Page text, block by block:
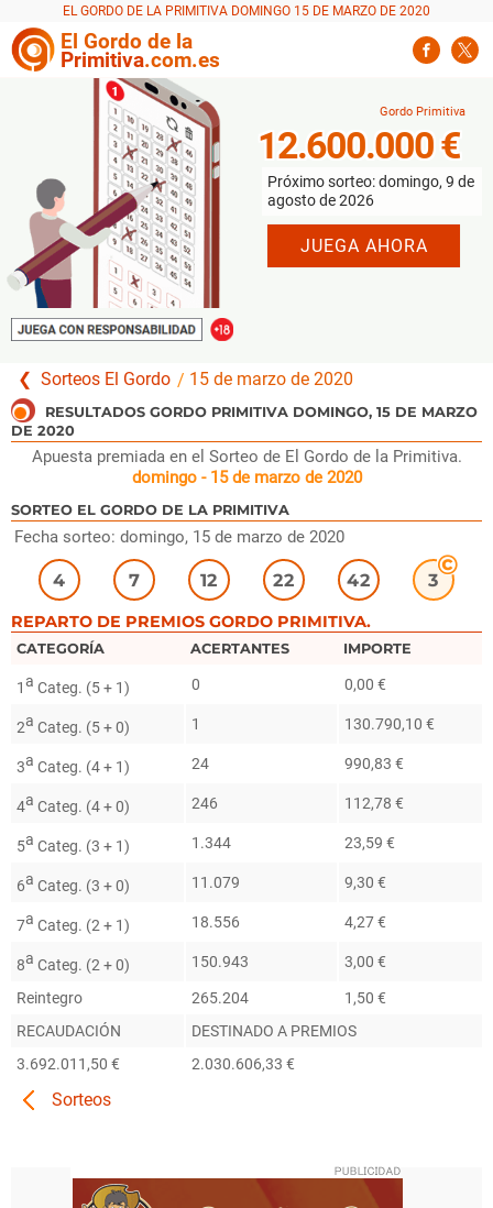
EL GORDO DE LA PRIMITIVA DOMINGO 15 DE MARZO DE 2020
El Gordo de la
Primitiva.com.es
Sorteos El Gordo 15 de marzo de 2020
Apuesta premiada en el Sorteo de El Gordo de la Primitiva.
domingo - 15 de marzo de 2020
SORTEO EL GORDO DE LA PRIMITIVA
Fecha sorteo: domingo, 15 de marzo de 2020
4 7 12 22 42 3
REPARTO DE PREMIOS GORDO PRIMITIVA.
CATEGORÍA ACERTANTES IMPORTE
1a Categ. (5 + 1) 0 0,00 €
2a Categ. (5 + 0) 1 130.790,10 €
3a Categ. (4 + 1) 24 990,83 €
4a Categ. (4 + 0) 246 112,78 €
5a Categ. (3 + 1) 1.344 23,59 €
6a Categ. (3 + 0) 11.079 9,30 €
7a Categ. (2 + 1) 18.556 4,27 €
8a Categ. (2 + 0) 150.943 3,00 €
Reintegro 265.204
1,50 €
RECAUDACIÓN
DESTINADO A PREMIOS
3.692.011,50 €
2.030.606,33 €
12.600.000 €
Próximo sorteo: domingo, 9 de
agosto de 2026
JUEGA AHORA